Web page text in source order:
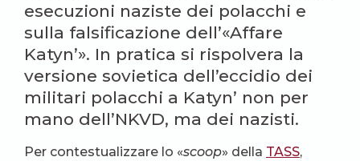
esecuzioni naziste dei polacchi e
sulla falsificazione dell’«Affare
Katyn’». In pratica si rispolvera la
versione sovietica dell’eccidio dei
militari polacchi a Katyn’ non per
mano dell’NKVD, ma dei nazisti.
Per contestualizzare lo «scoop» della TASS,